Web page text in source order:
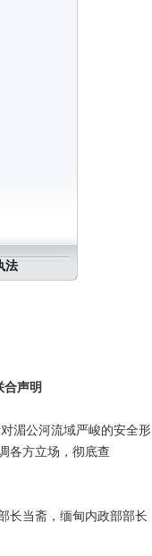
法
声明
湄公河流域严峻的安全形
各方立场，彻底查
当斋，缅甸内政部部长